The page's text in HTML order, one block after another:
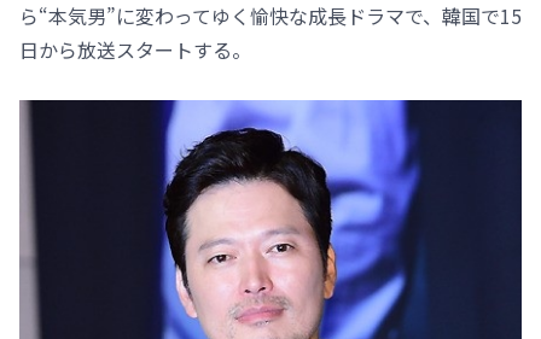
ら“本気男”に変わってゆく愉快な成長ドラマで、韓国で15
日から放送スタートする。